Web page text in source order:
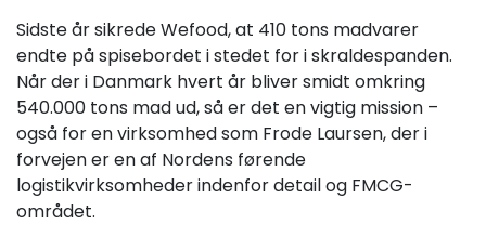
Sidste år sikrede Wefood, at 410 tons madvarer
endte på spisebordet i stedet for i skraldespanden.
Når der i Danmark hvert år bliver smidt omkring
540.000 tons mad ud, så er det en vigtig mission –
også for en virksomhed som Frode Laursen, der i
forvejen er en af Nordens førende
logistikvirksomheder indenfor detail og FMCG-
området.